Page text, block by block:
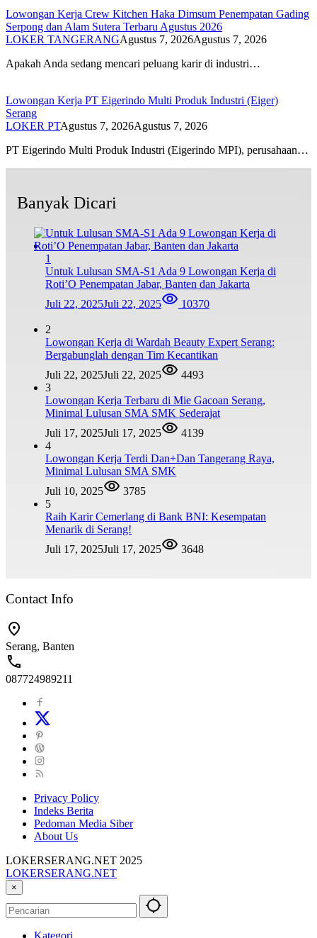
Lowongan Kerja Crew Kitchen Haka Dimsum Penempatan Gading
Serpong dan Alam Sutera Terbaru Agustus 2026
LOKER TANGERANGAgustus 7, 2026Agustus 7, 2026
Apakah Anda sedang mencari peluang karir di industri…
Lowongan Kerja PT Eigerindo Multi Produk Industri (Eiger)
Serang
LOKER PTAgustus 7, 2026Agustus 7, 2026
PT Eigerindo Multi Produk Industri (Eigerindo MPI), perusahaan…
Banyak Dicari
1
Untuk Lulusan SMA-S1 Ada 9 Lowongan Kerja di
Roti’O Penempatan Jabar, Banten dan Jakarta
Juli 22, 2025Juli 22, 2025 10370
2
Lowongan Kerja di Wardah Beauty Expert Serang:
Bergabunglah dengan Tim Kecantikan
Juli 22, 2025Juli 22, 2025
4493
3
Lowongan Kerja Terbaru di Mie Gacoan Serang,
Minimal Lulusan SMA SMK Sederajat
Juli 17, 2025Juli 17, 2025
4139
4
Lowongan Kerja Terdi Dan+Dan Tangerang Raya,
Minimal Lulusan SMA SMK
Juli 10, 2025
3785
5
Raih Karir Cemerlang di Bank BNI: Kesempatan
Menarik di Serang!
Juli 17, 2025Juli 17, 2025 3648
Contact Info
Serang, Banten
087724989211
Privacy Policy
Indeks Berita
Pedoman Media Siber
About Us
LOKERSERANG.NET 2025
LOKERSERANG.NET
Info
Lowongan
Kerja
×
Kategori